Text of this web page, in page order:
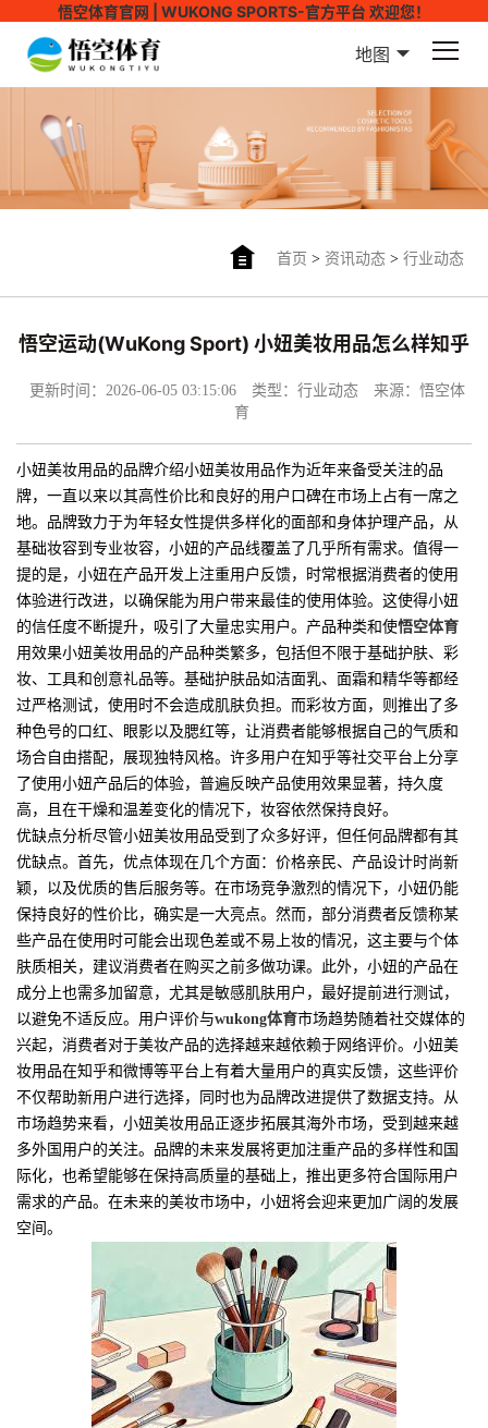
悟空体育官网 | WUKONG SPORTS-官方平台 欢迎您！
地图
首页 > 资讯动态> 行业动态
悟空运动(WuKong Sport) 小妞美妆用品怎么样知乎
更新时间：2026-06-05 03:15:06 类型：行业动态
来源：悟空体
育
小妞美妆用品的品牌介绍小妞美妆用品作为近年来备受关注的品
牌，一直以来以其高性价比和良好的用户口碑在市场上占有一席之
地。品牌致力于为年轻女性提供多样化的面部和身体护理产品，从
基础妆容到专业妆容，小妞的产品线覆盖了几乎所有需求。值得一
提的是，小妞在产品开发上注重用户反馈，时常根据消费者的使用
体验进行改进，以确保能为用户带来最佳的使用体验。这使得小妞
的信任度不断提升，吸引了大量忠实用户。产品种类和使悟空体育
用效果小妞美妆用品的产品种类繁多，包括但不限于基础护肤、彩
妆、工具和创意礼品等。基础护肤品如洁面乳、面霜和精华等都经
过严格测试，使用时不会造成肌肤负担。而彩妆方面，则推出了多
种色号的口红、眼影以及腮红等，让消费者能够根据自己的气质和
场合自由搭配，展现独特风格。许多用户在知乎等社交平台上分享
了使用小妞产品后的体验，普遍反映产品使用效果显著，持久度
高，且在干燥和温差变化的情况下，妆容依然保持良好。
优缺点分析尽管小妞美妆用品受到了众多好评，但任何品牌都有其
优缺点。首先，优点体现在几个方面：价格亲民、产品设计时尚新
颖，以及优质的售后服务等。在市场竞争激烈的情况下，小妞仍能
保持良好的性价比，确实是一大亮点。然而，部分消费者反馈称某
些产品在使用时可能会出现色差或不易上妆的情况，这主要与个体
肤质相关，建议消费者在购买之前多做功课。此外，小妞的产品在
成分上也需多加留意，尤其是敏感肌肤用户，最好提前进行测试，
以避免不适反应。用户评价与wukong体育市场趋势随着社交媒体的
兴起，消费者对于美妆产品的选择越来越依赖于网络评价。小妞美
妆用品在知乎和微博等平台上有着大量用户的真实反馈，这些评价
不仅帮助新用户进行选择，同时也为品牌改进提供了数据支持。从
市场趋势来看，小妞美妆用品正逐步拓展其海外市场，受到越来越
多外国用户的关注。品牌的未来发展将更加注重产品的多样性和国
际化，也希望能够在保持高质量的基础上，推出更多符合国际用户
需求的产品。在未来的美妆市场中，小妞将会迎来更加广阔的发展
空间。